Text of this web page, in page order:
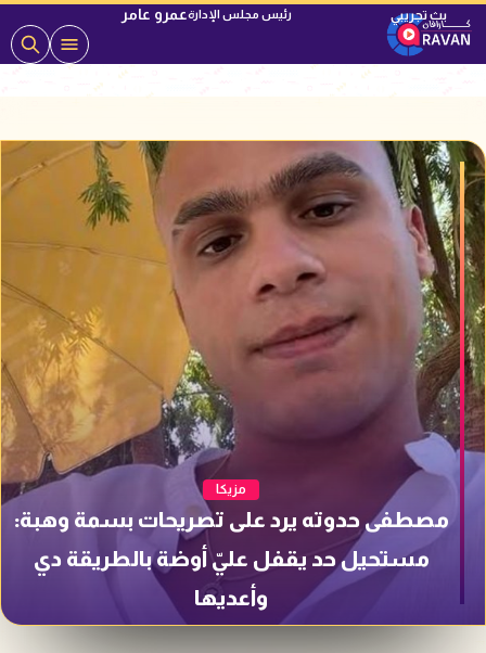
رئيس مجلس الإدارةعمرو عامر
مزيكا
مصطفى حدوته يرد على تصريحات بسمة وهبة:
مستحيل حد يقفل عليّ أوضة بالطريقة دي
وأعديها